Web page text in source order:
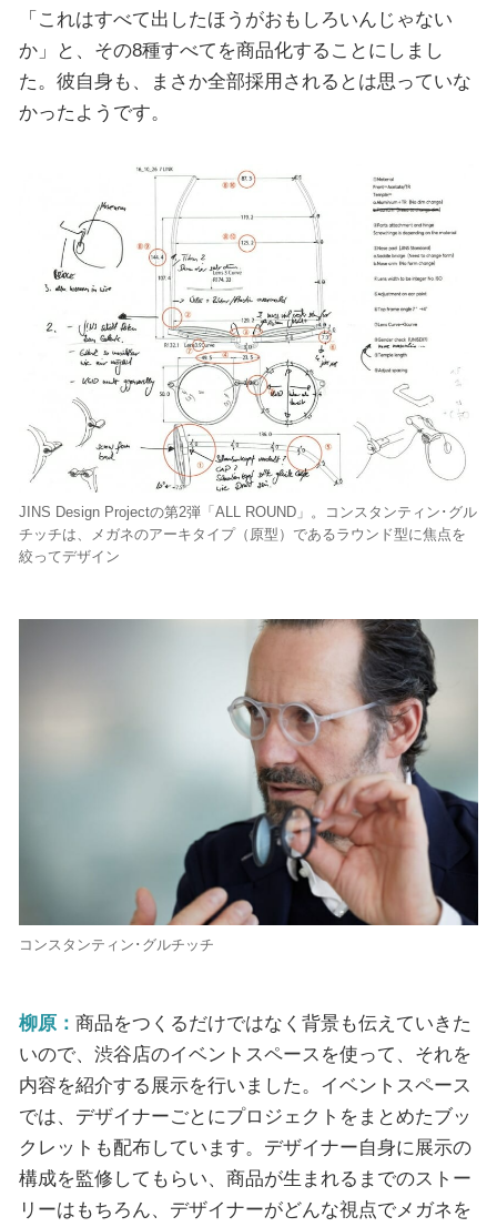
「これはすべて出したほうがおもしろいんじゃない
か」と、その8種すべてを商品化することにしまし
た。彼自身も、まさか全部採用されるとは思っていな
かったようです。
JINS Design Projectの第2弾「ALL ROUND」。コンスタンティン･グル
チッチは、メガネのアーキタイプ（原型）であるラウンド型に焦点を
絞ってデザイン
コンスタンティン･グルチッチ
柳原： 商品をつくるだけではなく背景も伝えていきた
いので、渋谷店のイベントスペースを使って、それを
内容を紹介する展示を行いました。イベントスペース
では、デザイナーごとにプロジェクトをまとめたブッ
クレットも配布しています。デザイナー自身に展示の
構成を監修してもらい、商品が生まれるまでのストー
リーはもちろん、デザイナーがどんな視点でメガネを